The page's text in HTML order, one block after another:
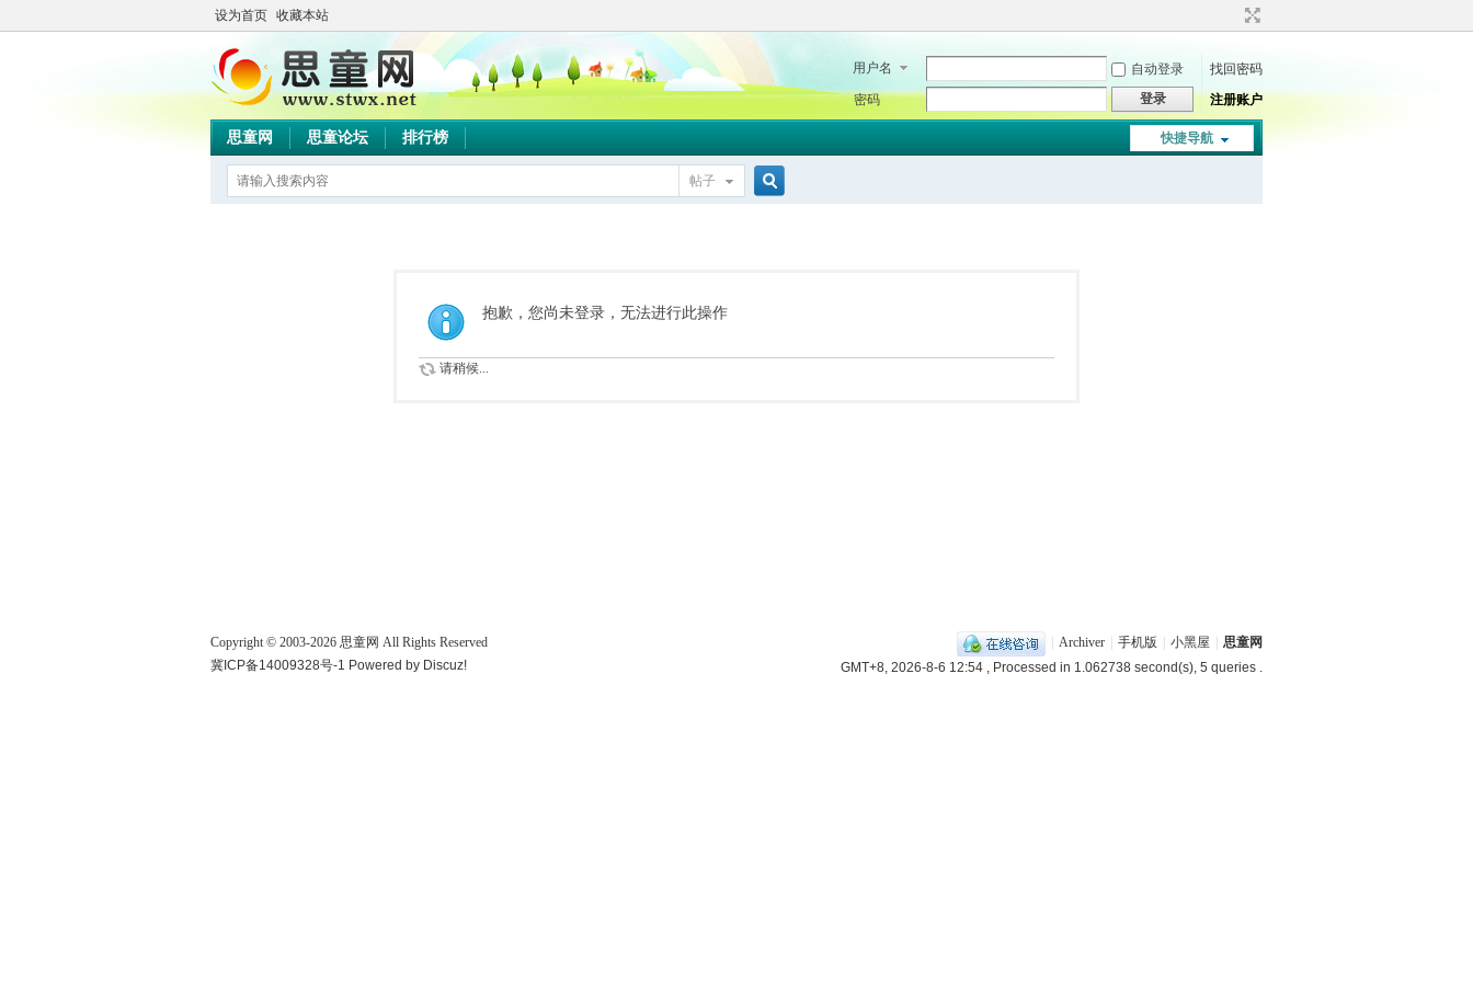
设为首页 收藏本站
用户名 自动登录
找回密码
密码
登录 注册账户
快捷导航
思童网 思童论坛 排行榜
帖子
抱歉，您尚未登录，无法进行此操作
请稍候...
Archiver 手机版 小黑屋
思童网
GMT+8, 2026-8-6 12:54 , Processed in 1.062738 second(s), 5 queries .
Copyright © 2003-2026 思童网 All Rights Reserved
冀ICP备14009328号-1 Powered by Discuz!